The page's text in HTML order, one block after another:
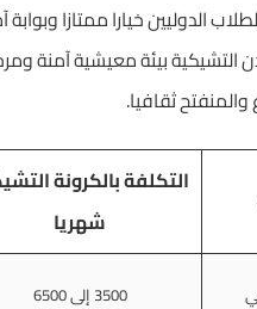
الدوليين خيارا ممتازا
التشيكية بيئة معيشية آمنة
ثقافيا.
التكلفة بالكرونة
شهريا
3500 إلى 6500